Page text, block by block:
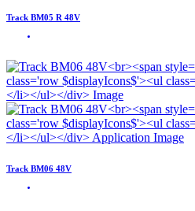
Track BM05 R 48V
Track BM06 48V